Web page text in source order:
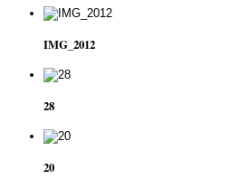
IMG_2012
28
20